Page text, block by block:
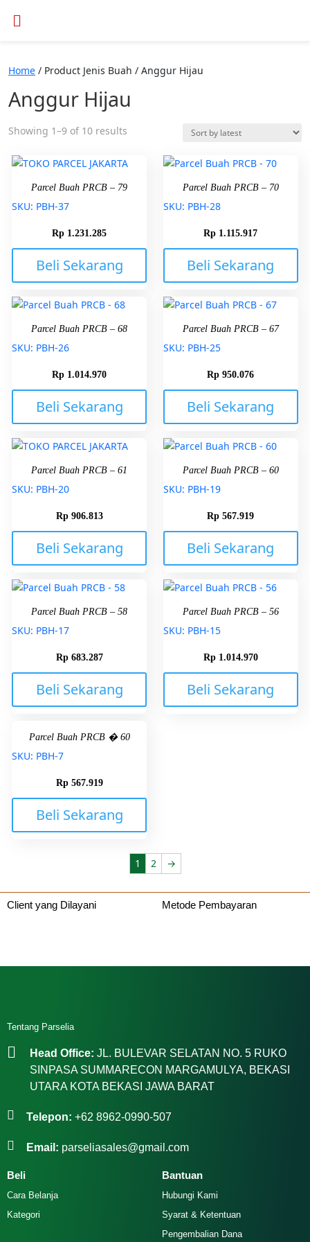
Home / Product Jenis Buah / Anggur Hijau
Anggur Hijau
Showing 1–9 of 10 results
Parcel Buah PRCB – 79
SKU: PBH-37
Rp 1.231.285
Beli Sekarang
Parcel Buah PRCB – 70
SKU: PBH-28
Rp 1.115.917
Beli Sekarang
Parcel Buah PRCB – 68
SKU: PBH-26
Rp 1.014.970
Beli Sekarang
Parcel Buah PRCB – 67
SKU: PBH-25
Rp 950.076
Beli Sekarang
Parcel Buah PRCB – 61
SKU: PBH-20
Rp906.813
Beli Sekarang
Parcel Buah PRCB – 60
SKU: PBH-19
Rp 567.919
Beli Sekarang
Parcel Buah PRCB – 58
SKU: PBH-17
Rp683.287
Beli Sekarang
Parcel Buah PRCB – 56
SKU: PBH-15
Rp1.014.970
Beli Sekarang
Parcel Buah PRCB � 60
SKU: PBH-7
Rp567.919
Beli Sekarang
1 2 →
Client yang Dilayani Metode Pembayaran
Tentang Parselia
Head Office: JL. BULEVAR SELATAN NO. 5 RUKO
SINPASA SUMMARECON MARGAMULYA, BEKASI
UTARA KOTA BEKASI JAWA BARAT
Telepon: +62 8962-0990-507
Email: parseliasales@gmail.com
Beli
Cara Belanja
Kategori
Bantuan
Hubungi Kami
Syarat & Ketentuan
Pengembalian Dana